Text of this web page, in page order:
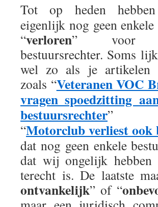
Tot op heden
eigenlijk nog geen enkele
“verloren” voor
bestuursrechter. Soms
wel zo als je artikelen
zoals “Veteranen VOC
vragen spoedzitting
bestuursrechter”
“Motorclub verliest ook
dat nog geen enkele
dat wij ongelijk
terecht is. De laatste
ontvankelijk” of “